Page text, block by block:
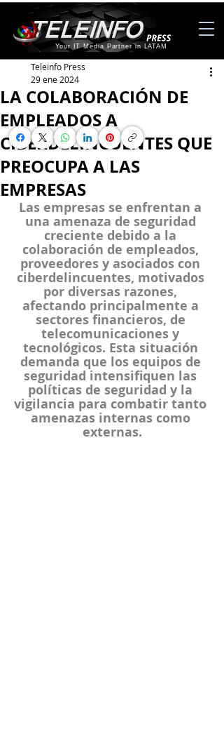
Your IT Media Partner in LATAM
LA COLABORACIÓN DE
EMPLEADOS A
CIBERDELINCUENTES QUE
PREOCUPA A LAS
EMPRESAS
Teleinfo Press
29 ene 2024
Las empresas se enfrentan a
una amenaza de seguridad
creciente debido a la
colaboración de empleados,
proveedores y asociados con
ciberdelincuentes, motivados
por diversas razones,
afectando principalmente a
sectores financieros, de
telecomunicaciones y
tecnológicos. Esta situación
demanda que los equipos de
seguridad intensifiquen las
políticas de seguridad y la
vigilancia para combatir tanto
amenazas internas como
externas.